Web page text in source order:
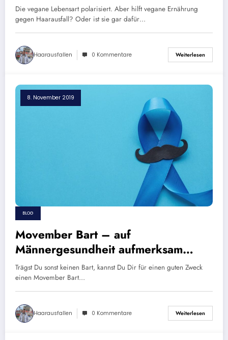
Die vegane Lebensart polarisiert. Aber hilft vegane Ernährung
gegen Haarausfall? Oder ist sie gar dafür…
Haarausfallen 0 Kommentare Weiterlesen
8. November 2019
BLOG
Movember Bart – auf
Männergesundheit aufmerksam
machen
Trägst Du sonst keinen Bart, kannst Du Dir für einen guten Zweck
einen Movember Bart…
Haarausfallen 0 Kommentare Weiterlesen